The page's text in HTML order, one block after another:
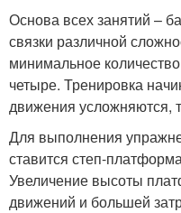
Основа всех занятий –
связки различной
минимальное
четыре. Тренировка
движения усложняются,
Для выполнения
ставится степ-
Увеличение высоты
движений и большей